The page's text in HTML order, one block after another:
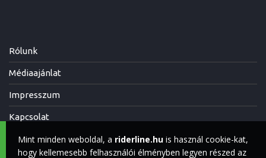
Rólunk
Médiaajánlat
Impresszum
Kapcsolat
Mint minden weboldal, a riderline.hu is használ cookie-kat,
hogy kellemesebb felhasználói élményben legyen részed az